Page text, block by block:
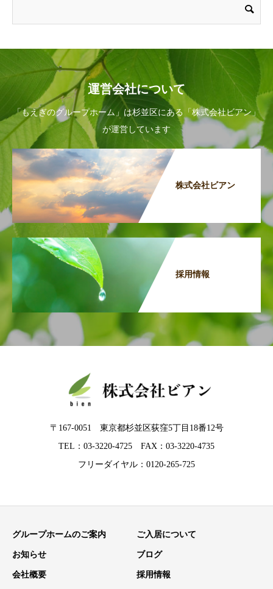
運営会社について
「もえぎのグループホーム」は杉並区にある「株式会社ビアン」
が運営しています
株式会社ビアン
採用情報
〒167-0051 東京都杉並区荻窪5丁目18番12号
TEL：03-3220-4725 FAX：03-3220-4735
フリーダイヤル：0120-265-725
グループホームのご案内 ご入居について
お知らせ ブログ
会社概要 採用情報